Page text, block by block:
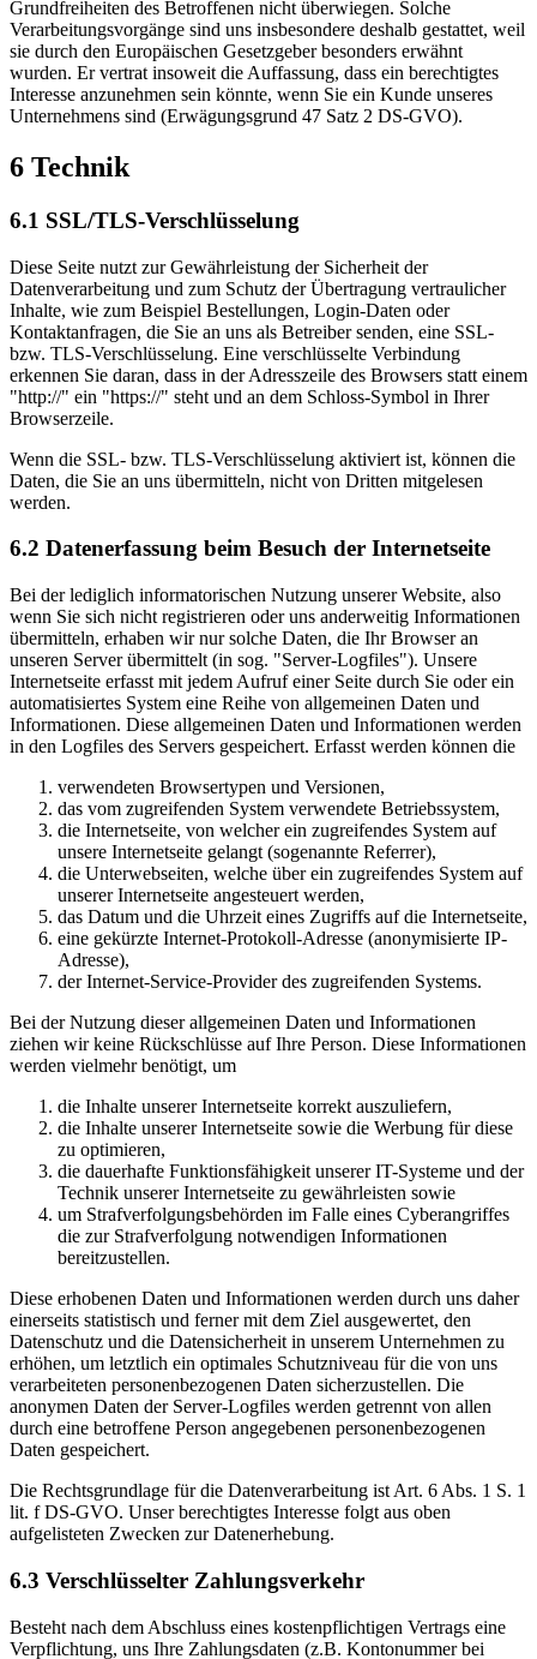
Grundfreiheiten des Betroffenen nicht überwiegen. Solche
Verarbeitungsvorgänge sind uns insbesondere deshalb gestattet, weil
sie durch den Europäischen Gesetzgeber besonders erwähnt
wurden. Er vertrat insoweit die Auffassung, dass ein berechtigtes
Interesse anzunehmen sein könnte, wenn Sie ein Kunde unseres
Unternehmens sind (Erwägungsgrund 47 Satz 2 DS-GVO).
6 Technik
6.1 SSL/TLS-Verschlüsselung
Diese Seite nutzt zur Gewährleistung der Sicherheit der
Datenverarbeitung und zum Schutz der Übertragung vertraulicher
Inhalte, wie zum Beispiel Bestellungen, Login-Daten oder
Kontaktanfragen, die Sie an uns als Betreiber senden, eine SSL-
bzw. TLS-Verschlüsselung. Eine verschlüsselte Verbindung
erkennen Sie daran, dass in der Adresszeile des Browsers statt einem
"http://" ein "https://" steht und an dem Schloss-Symbol in Ihrer
Browserzeile.
Wenn die SSL- bzw. TLS-Verschlüsselung aktiviert ist, können die
Daten, die Sie an uns übermitteln, nicht von Dritten mitgelesen
werden.
6.2 Datenerfassung beim Besuch der Internetseite
Bei der lediglich informatorischen Nutzung unserer Website, also
wenn Sie sich nicht registrieren oder uns anderweitig Informationen
übermitteln, erhaben wir nur solche Daten, die Ihr Browser an
unseren Server übermittelt (in sog. "Server-Logfiles"). Unsere
Internetseite erfasst mit jedem Aufruf einer Seite durch Sie oder ein
automatisiertes System eine Reihe von allgemeinen Daten und
Informationen. Diese allgemeinen Daten und Informationen werden
in den Logfiles des Servers gespeichert. Erfasst werden können die
verwendeten Browsertypen und Versionen,
das vom zugreifenden System verwendete Betriebssystem,
die Internetseite, von welcher ein zugreifendes System auf
unsere Internetseite gelangt (sogenannte Referrer),
die Unterwebseiten, welche über ein zugreifendes System auf
unserer Internetseite angesteuert werden,
das Datum und die Uhrzeit eines Zugriffs auf die Internetseite,
eine gekürzte Internet-Protokoll-Adresse (anonymisierte IP-
Adresse),
der Internet-Service-Provider des zugreifenden Systems.
Bei der Nutzung dieser allgemeinen Daten und Informationen
ziehen wir keine Rückschlüsse auf Ihre Person. Diese Informationen
werden vielmehr benötigt, um
die Inhalte unserer Internetseite korrekt auszuliefern,
die Inhalte unserer Internetseite sowie die Werbung für diese
zu optimieren,
die dauerhafte Funktionsfähigkeit unserer IT-Systeme und der
Technik unserer Internetseite zu gewährleisten sowie
um Strafverfolgungsbehörden im Falle eines Cyberangriffes
die zur Strafverfolgung notwendigen Informationen
bereitzustellen.
Diese erhobenen Daten und Informationen werden durch uns daher
einerseits statistisch und ferner mit dem Ziel ausgewertet, den
Datenschutz und die Datensicherheit in unserem Unternehmen zu
erhöhen, um letztlich ein optimales Schutzniveau für die von uns
verarbeiteten personenbezogenen Daten sicherzustellen. Die
anonymen Daten der Server-Logfiles werden getrennt von allen
durch eine betroffene Person angegebenen personenbezogenen
Daten gespeichert.
Die Rechtsgrundlage für die Datenverarbeitung ist Art. 6 Abs. 1 S. 1
lit. f DS-GVO. Unser berechtigtes Interesse folgt aus oben
aufgelisteten Zwecken zur Datenerhebung.
6.3 Verschlüsselter Zahlungsverkehr
Besteht nach dem Abschluss eines kostenpflichtigen Vertrags eine
Verpflichtung, uns Ihre Zahlungsdaten (z.B. Kontonummer bei